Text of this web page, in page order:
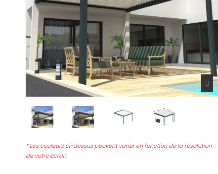
* Les couleurs ci-dessus peuvent varier en fonction de la résolution
de votre écran.